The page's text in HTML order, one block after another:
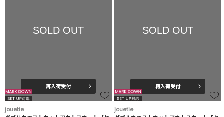
SOLD OUT
再入荷受付
jouetie
SOLD OUT
再入荷受付
jouetie